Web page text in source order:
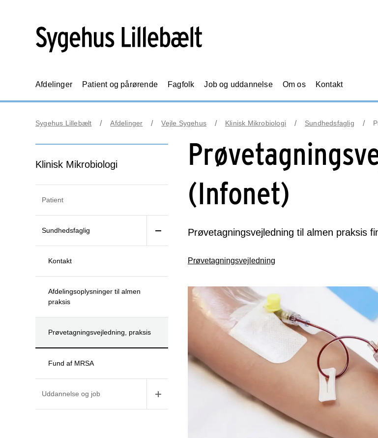
Afdelinger Patient og pårørende Fagfolk Job og uddannelse Om os Kontakt
Sygehus Lillebælt Afdelinger Vejle Sygehus Klinisk Mikrobiologi Sundhedsfaglig
Klinisk Mikrobiologi
Patient
Sundhedsfaglig
Kontakt
Afdelingsoplysninger til almen
praksis
Prøvetagningsvejledning, praksis
Fund af MRSA
Uddannelse og job
(Infonet)
Prøvetagningsvejledning til almen praksis
Prøvetagningsvejledning